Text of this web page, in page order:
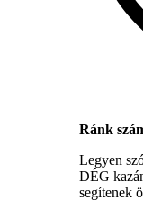
Ránk
Legyen
DÉG
segítenek